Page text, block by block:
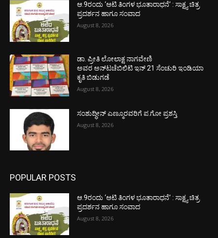
ಆ.9ರಂದು ‘ಆಟಿ ತಿಂಗಳ ಭೂತಾರಾಧನೆ’ : ಸಾಕ್ಷ್ಯ ಚಿತ್ರ
ಪ್ರದರ್ಶನ ಹಾಗೂ ಸಂವಾದ
August 8, 2026
ಡಾ. ಪ್ರೀತಿ ಲೋಲಾಕ್ಷ ನಾಗವೇಣಿ
ಅವರ ಅನ್‌ಟಚೆಬಿಲಿಟಿ ಇನ್ 21 ಸೆಂಚುರಿ ಇಂಡಿಯಾ
ಕೃತಿ ಬಿಡುಗಡೆ
August 8, 2026
ಸಂಶುದ್ಧೀನ್ ಎಣ್ಮೂರವರಿಗೆ ಪ.ಗೋ ಪ್ರಶಸ್ತಿ
August 8, 2026
POPULAR POSTS
ಆ.9ರಂದು ‘ಆಟಿ ತಿಂಗಳ ಭೂತಾರಾಧನೆ’ : ಸಾಕ್ಷ್ಯ ಚಿತ್ರ
ಪ್ರದರ್ಶನ ಹಾಗೂ ಸಂವಾದ
August 8, 2026